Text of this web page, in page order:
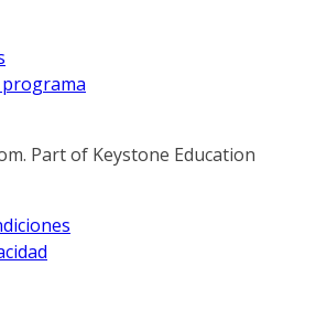
Part of Keystone Education